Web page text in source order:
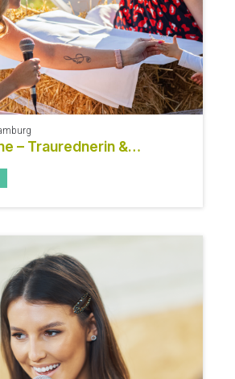
– Traurednerin &